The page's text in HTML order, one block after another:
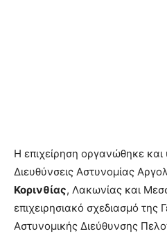
Η επιχείρηση οργανώθηκε και
Διευθύνσεις Αστυνομίας
Κορινθίας, Λακωνίας και
επιχειρησιακό σχεδιασμό της
Αστυνομικής Διεύθυνσης